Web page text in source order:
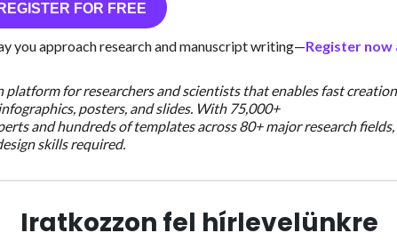
REGISTER FOR FREE
you approach research and manuscript writing—Register now
for researchers and scientists that enables fast
posters, and slides. With 75,000+
and hundreds of templates across 80+ major research
skills required.
Iratkozzon fel hírlevelünkre